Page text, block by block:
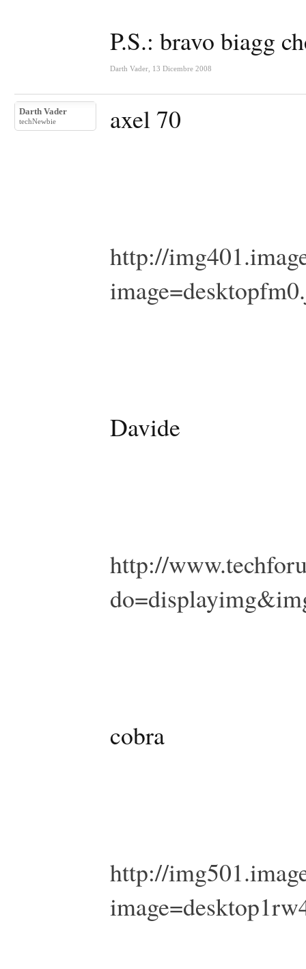
P.S.: bravo biagg
Darth Vader 13 Dicembre 2008
Darth Vader
techNewbie axel 70
http://
Davide
http://
cobra
http://